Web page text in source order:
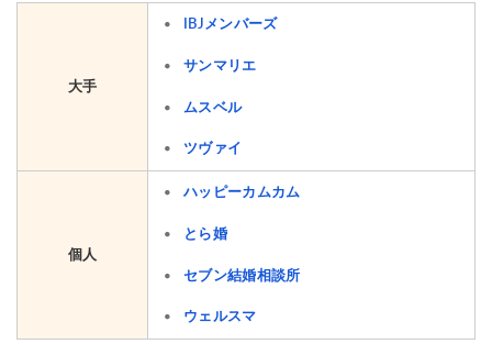
大手
IBJメンバーズ
サンマリエ
ムスベル
ツヴァイ
個人
ハッピーカムカム
とら婚
セブン結婚相談所
ウェルスマ